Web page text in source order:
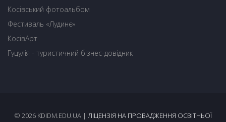
Косівський фотоальбом
Фестиваль «Лудинє»
КосівАрт
Гуцулія - туристичний бізнес-довідник
© 2026 KDIDM.EDU.UA | ЛІЦЕНЗІЯ НА ПРОВАДЖЕННЯ ОСВІТНЬОЇ